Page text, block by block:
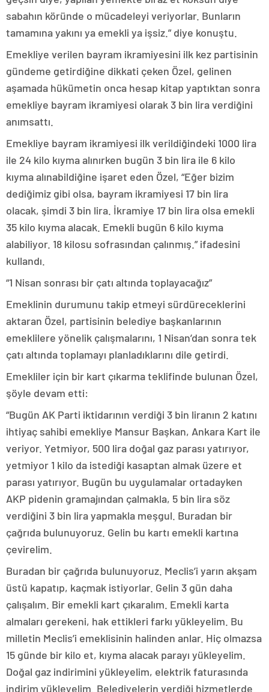
sabahın köründe o mücadeleyi veriyorlar. Bunların
tamamına yakını ya emekli ya işsiz.” diye konuştu.
Emekliye verilen bayram ikramiyesini ilk kez partisinin
gündeme getirdiğine dikkati çeken Özel, gelinen
aşamada hükümetin onca hesap kitap yaptıktan sonra
emekliye bayram ikramiyesi olarak 3 bin lira verdiğini
anımsattı.
Emekliye bayram ikramiyesi ilk verildiğindeki 1000 lira
ile 24 kilo kıyma alınırken bugün 3 bin lira ile 6 kilo
kıyma alınabildiğine işaret eden Özel, “Eğer bizim
dediğimiz gibi olsa, bayram ikramiyesi 17 bin lira
olacak, şimdi 3 bin lira. İkramiye 17 bin lira olsa emekli
35 kilo kıyma alacak. Emekli bugün 6 kilo kıyma
alabiliyor. 18 kilosu sofrasından çalınmış.” ifadesini
kullandı.
“1 Nisan sonrası bir çatı altında toplayacağız”
Emeklinin durumunu takip etmeyi sürdüreceklerini
aktaran Özel, partisinin belediye başkanlarının
emeklilere yönelik çalışmalarını, 1 Nisan’dan sonra tek
çatı altında toplamayı planladıklarını dile getirdi.
Emekliler için bir kart çıkarma teklifinde bulunan Özel,
şöyle devam etti:
“Bugün AK Parti iktidarının verdiği 3 bin liranın 2 katını
ihtiyaç sahibi emekliye Mansur Başkan, Ankara Kart ile
veriyor. Yetmiyor, 500 lira doğal gaz parası yatırıyor,
yetmiyor 1 kilo da istediği kasaptan almak üzere et
parası yatırıyor. Bugün bu uygulamalar ortadayken
AKP pidenin gramajından çalmakla, 5 bin lira söz
verdiğini 3 bin lira yapmakla meşgul. Buradan bir
çağrıda bulunuyoruz. Gelin bu kartı emekli kartına
çevirelim.
Buradan bir çağrıda bulunuyoruz. Meclis’i yarın akşam
üstü kapatıp, kaçmak istiyorlar. Gelin 3 gün daha
çalışalım. Bir emekli kart çıkaralım. Emekli karta
almaları gerekeni, hak ettikleri farkı yükleyelim. Bu
milletin Meclis’i emeklisinin halinden anlar. Hiç olmazsa
15 günde bir kilo et, kıyma alacak parayı yükleyelim.
Doğal gaz indirimini yükleyelim, elektrik faturasında
indirim yükleyelim. Belediyelerin verdiği hizmetlerde